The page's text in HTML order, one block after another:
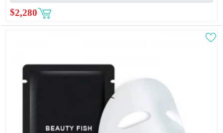
$2,280